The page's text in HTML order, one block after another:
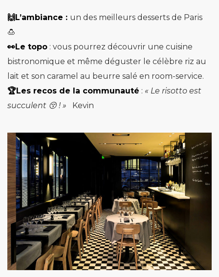
🙌L’ambiance : un des meilleurs desserts de Paris
🍮
👀Le topo : vous pourrez découvrir une cuisine
bistronomique et même déguster le célèbre riz au
lait et son caramel au beurre salé en room-service.
🏆Les recos de la communauté : « Le risotto est
succulent 😚 ! » Kevin